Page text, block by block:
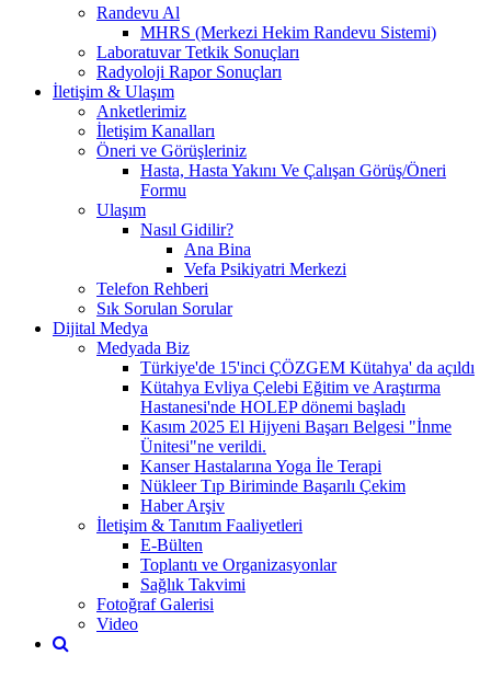
Randevu Al
MHRS (Merkezi Hekim Randevu Sistemi)
Laboratuvar Tetkik Sonuçları
Radyoloji Rapor Sonuçları
İletişim & Ulaşım
Anketlerimiz
İletişim Kanalları
Öneri ve Görüşleriniz
Hasta, Hasta Yakını Ve Çalışan Görüş/Öneri
Formu
Ulaşım
Nasıl Gidilir?
Ana Bina
Vefa Psikiyatri Merkezi
Telefon Rehberi
Sık Sorulan Sorular
Dijital Medya
Medyada Biz
Türkiye'de 15'inci ÇÖZGEM Kütahya' da açıldı
Kütahya Evliya Çelebi Eğitim ve Araştırma
Hastanesi'nde HOLEP dönemi başladı
Kasım 2025 El Hijyeni Başarı Belgesi "İnme
Ünitesi"ne verildi.
Kanser Hastalarına Yoga İle Terapi
Nükleer Tıp Biriminde Başarılı Çekim
Haber Arşiv
İletişim & Tanıtım Faaliyetleri
E-Bülten
Toplantı ve Organizasyonlar
Sağlık Takvimi
Fotoğraf Galerisi
Video